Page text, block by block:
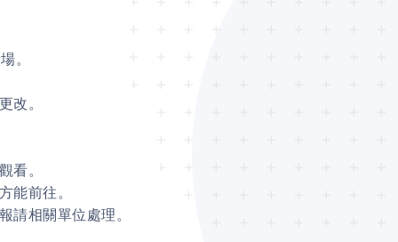
。
改。
看。
能前往。
請相關單位處理。